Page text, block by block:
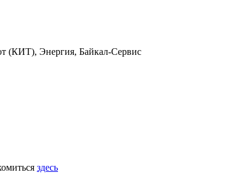
(КИТ), Энергия, Байкал-Сервис
здесь